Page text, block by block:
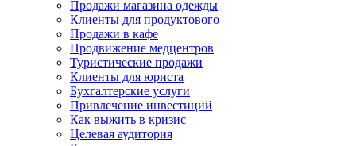
Продажи магазина одежды
Клиенты для продуктового
Продажи в кафе
Продвижение медцентров
Туристические продажи
Клиенты для юриста
Бухгалтерские услуги
Привлечение инвестиций
Как выжить в кризис
Целевая аудитория